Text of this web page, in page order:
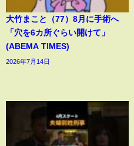
大竹まこと（77）8月に手術へ
「穴を6カ所ぐらい開けて」
(ABEMA TIMES)
2026年7月14日